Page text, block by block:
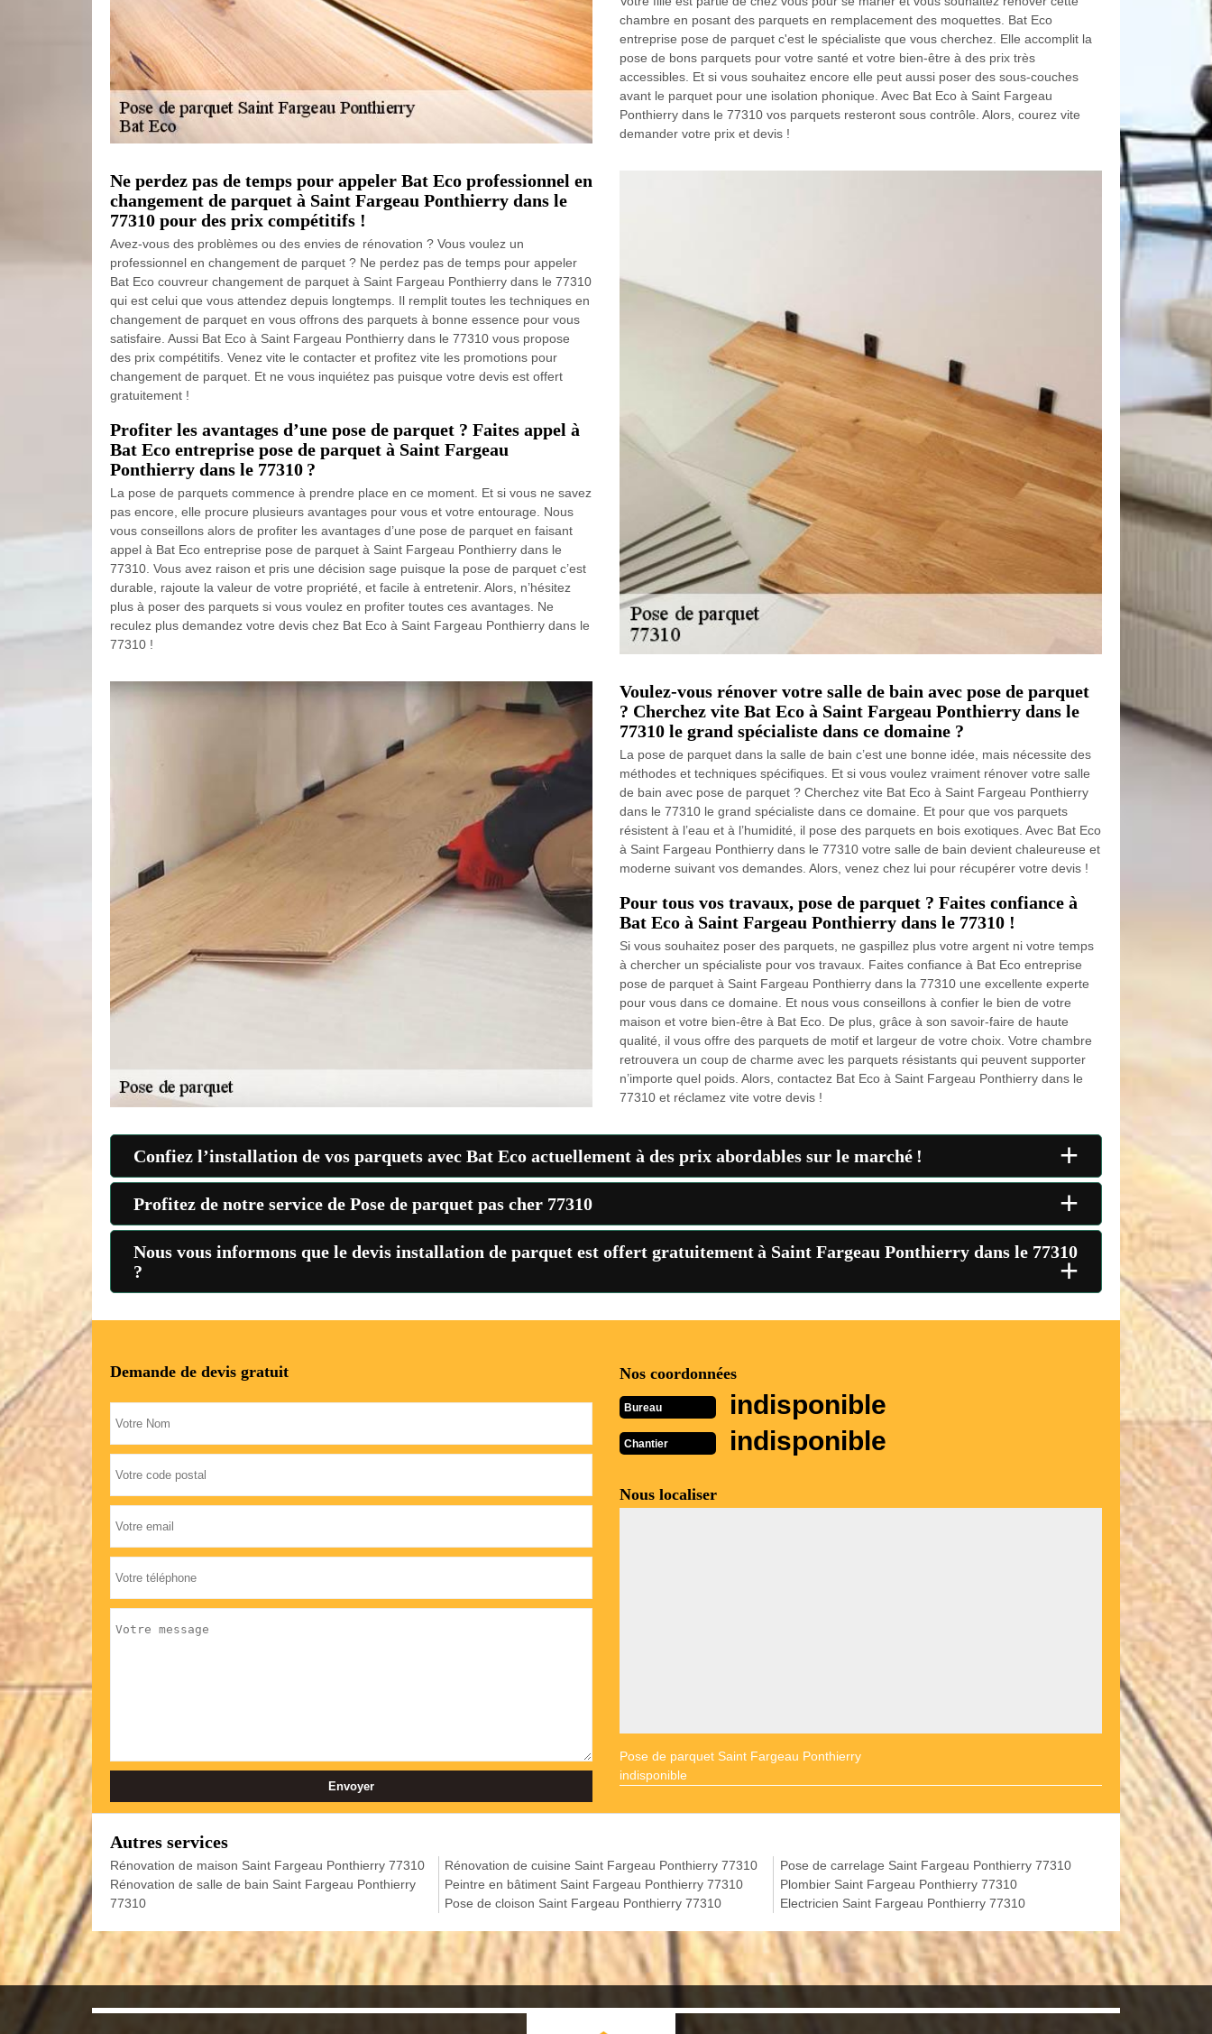
chambre en posant des parquets en remplacement des moquettes. Bat Eco
entreprise pose de parquet c'est le spécialiste que vous cherchez. Elle accomplit la
pose de bons parquets pour votre santé et votre bien-être à des prix très
accessibles. Et si vous souhaitez encore elle peut aussi poser des sous-couches
avant le parquet pour une isolation phonique. Avec Bat Eco à Saint Fargeau
Ponthierry dans le 77310 vos parquets resteront sous contrôle. Alors, courez vite
demander votre prix et devis !
Ne perdez pas de temps pour appeler Bat Eco professionnel en
changement de parquet à Saint Fargeau Ponthierry dans le
77310 pour des prix compétitifs !
Avez-vous des problèmes ou des envies de rénovation ? Vous voulez un
professionnel en changement de parquet ? Ne perdez pas de temps pour appeler
Bat Eco couvreur changement de parquet à Saint Fargeau Ponthierry dans le 77310
qui est celui que vous attendez depuis longtemps. Il remplit toutes les techniques en
changement de parquet en vous offrons des parquets à bonne essence pour vous
satisfaire. Aussi Bat Eco à Saint Fargeau Ponthierry dans le 77310 vous propose
des prix compétitifs. Venez vite le contacter et profitez vite les promotions pour
changement de parquet. Et ne vous inquiétez pas puisque votre devis est offert
gratuitement !
Profiter les avantages d’une pose de parquet ? Faites appel à
Bat Eco entreprise pose de parquet à Saint Fargeau
Ponthierry dans le 77310 ?
La pose de parquets commence à prendre place en ce moment. Et si vous ne savez
pas encore, elle procure plusieurs avantages pour vous et votre entourage. Nous
vous conseillons alors de profiter les avantages d’une pose de parquet en faisant
appel à Bat Eco entreprise pose de parquet à Saint Fargeau Ponthierry dans le
77310. Vous avez raison et pris une décision sage puisque la pose de parquet c’est
durable, rajoute la valeur de votre propriété, et facile à entretenir. Alors, n’hésitez
plus à poser des parquets si vous voulez en profiter toutes ces avantages. Ne
reculez plus demandez votre devis chez Bat Eco à Saint Fargeau Ponthierry dans le
77310 !
Voulez-vous rénover votre salle de bain avec pose de parquet
? Cherchez vite Bat Eco à Saint Fargeau Ponthierry dans le
77310 le grand spécialiste dans ce domaine ?
La pose de parquet dans la salle de bain c’est une bonne idée, mais nécessite des
méthodes et techniques spécifiques. Et si vous voulez vraiment rénover votre salle
de bain avec pose de parquet ? Cherchez vite Bat Eco à Saint Fargeau Ponthierry
dans le 77310 le grand spécialiste dans ce domaine. Et pour que vos parquets
résistent à l’eau et à l’humidité, il pose des parquets en bois exotiques. Avec Bat Eco
à Saint Fargeau Ponthierry dans le 77310 votre salle de bain devient chaleureuse et
moderne suivant vos demandes. Alors, venez chez lui pour récupérer votre devis !
Pour tous vos travaux, pose de parquet ? Faites confiance à
Bat Eco à Saint Fargeau Ponthierry dans le 77310 !
Si vous souhaitez poser des parquets, ne gaspillez plus votre argent ni votre temps
à chercher un spécialiste pour vos travaux. Faites confiance à Bat Eco entreprise
pose de parquet à Saint Fargeau Ponthierry dans la 77310 une excellente experte
pour vous dans ce domaine. Et nous vous conseillons à confier le bien de votre
maison et votre bien-être à Bat Eco. De plus, grâce à son savoir-faire de haute
qualité, il vous offre des parquets de motif et largeur de votre choix. Votre chambre
retrouvera un coup de charme avec les parquets résistants qui peuvent supporter
n’importe quel poids. Alors, contactez Bat Eco à Saint Fargeau Ponthierry dans le
77310 et réclamez vite votre devis !
Confiez l’installation de vos parquets avec Bat Eco actuellement à des prix abordables sur le marché ! +
Profitez de notre service de Pose de parquet pas cher 77310 +
Nous vous informons que le devis installation de parquet est offert gratuitement à Saint Fargeau Ponthierry dans le 77310
?
+
Demande de devis gratuit Nos coordonnées
Bureau indisponible
Chantier indisponible
Nous localiser
Pose de parquet Saint Fargeau Ponthierry
indisponible
Autres services
Rénovation de maison Saint Fargeau Ponthierry 77310
Rénovation de salle de bain Saint Fargeau Ponthierry
77310
Rénovation de cuisine Saint Fargeau Ponthierry 77310
Peintre en bâtiment Saint Fargeau Ponthierry 77310
Pose de cloison Saint Fargeau Ponthierry 77310
Pose de carrelage Saint Fargeau Ponthierry 77310
Plombier Saint Fargeau Ponthierry 77310
Electricien Saint Fargeau Ponthierry 77310